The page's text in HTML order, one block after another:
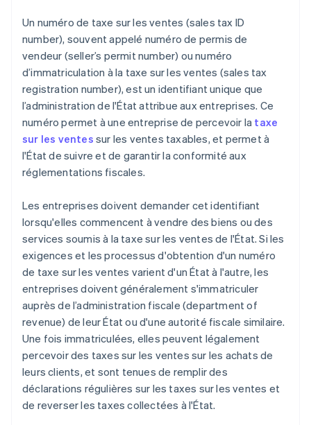
Un numéro de taxe sur les ventes (sales tax ID
number), souvent appelé numéro de permis de
vendeur (seller’s permit number) ou numéro
d’immatriculation à la taxe sur les ventes (sales tax
registration number), est un identifiant unique que
l’administration de l'État attribue aux entreprises. Ce
numéro permet à une entreprise de percevoir la taxe
sur les ventes sur les ventes taxables, et permet à
l'État de suivre et de garantir la conformité aux
réglementations fiscales.
Les entreprises doivent demander cet identifiant
lorsqu'elles commencent à vendre des biens ou des
services soumis à la taxe sur les ventes de l'État. Si les
exigences et les processus d'obtention d'un numéro
de taxe sur les ventes varient d'un État à l'autre, les
entreprises doivent généralement s'immatriculer
auprès de l’administration fiscale (department of
revenue) de leur État ou d'une autorité fiscale similaire.
Une fois immatriculées, elles peuvent légalement
percevoir des taxes sur les ventes sur les achats de
leurs clients, et sont tenues de remplir des
déclarations régulières sur les taxes sur les ventes et
de reverser les taxes collectées à l'État.